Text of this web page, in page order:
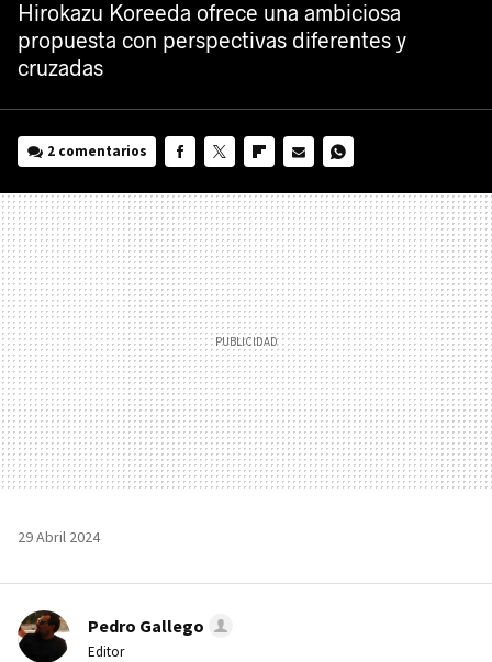
Hirokazu Koreeda ofrece una ambiciosa
propuesta con perspectivas diferentes y
cruzadas
2 comentarios
MAIL
29 Abril 2024
Pedro Gallego
Editor